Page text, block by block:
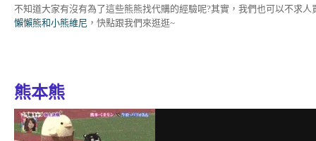
不知道大家有沒有為了這些熊熊找代購的經驗呢?其實，我們也可以不求
懶懶熊和小熊維尼 ，快點跟我們來逛逛~
熊本熊